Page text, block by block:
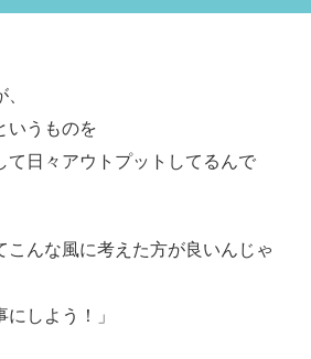
いうものを
て日々アウトプットしてるんで
こんな風に考えた方が良いんじゃ
しよう！」